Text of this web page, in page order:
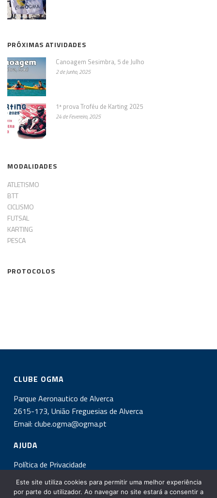
PRÓXIMAS ATIVIDADES
Canoagem Sesimbra, 5 de Julho
2 de Junho, 2025
1ª prova Troféu de Karting 2025
24 de Fevereiro, 2025
MODALIDADES
ATLETISMO
BTT
CICLISMO
FUTSAL
KARTING
PESCA
PROTOCOLOS
CLUBE OGMA
Parque Aeronautico de Alverca
2615-173, União Freguesias de Alverca
Email:clube.ogma@ogma.pt
AJUDA
Política de Privacidade
INSCREVA-SE NA NOSSA NEWSLETTER!
Este site utiliza cookies para permitir uma melhor experiência
por parte do utilizador. Ao navegar no site estará a consentir a